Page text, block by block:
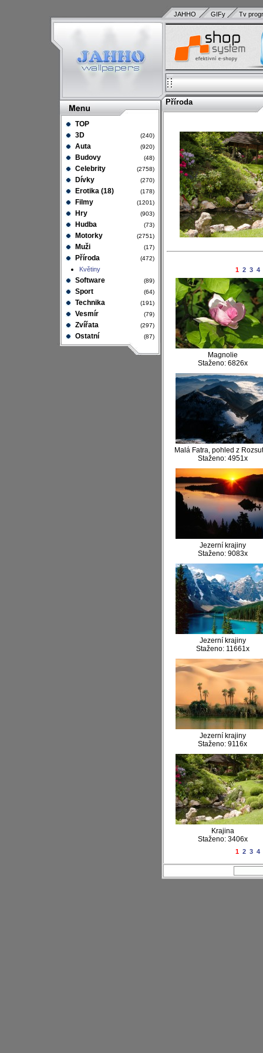
TOP
3D
(240)
Auta (920)
Budovy (48)
Celebrity (2758)
Dívky (270)
Erotika (18) (178)
Filmy (1201)
Hry (903)
Hudba (73)
Motorky (2751)
Muži (17)
Příroda (472)
Květiny
Software (89)
Sport (64)
Technika (191)
Vesmír (79)
Zvířata (297)
Ostatní (87)
JAHHO GIFy Tv
Příroda
1 2 3 4
Magnolie
Staženo: 6826x
Malá Fatra, pohled z
Staženo: 4951x
Jezerní krajiny
Staženo: 9083x
Jezerní krajiny
Staženo: 11661x
Jezerní krajiny
Staženo: 9116x
Krajina
Staženo: 3406x
1 2 3 4